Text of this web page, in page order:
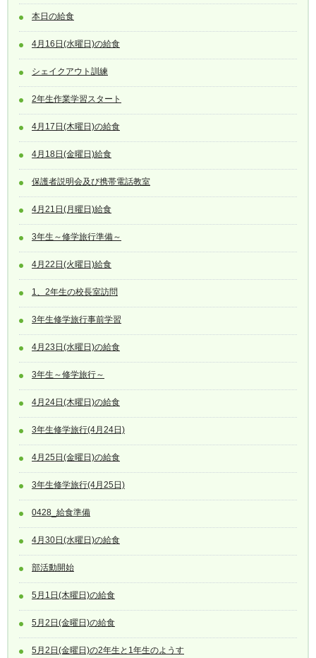
本日の給食
4月16日(水曜日)の給食
シェイクアウト訓練
2年生作業学習スタート
4月17日(木曜日)の給食
4月18日(金曜日)給食
保護者説明会及び携帯電話教室
4月21日(月曜日)給食
3年生～修学旅行準備～
4月22日(火曜日)給食
1、2年生の校長室訪問
3年生修学旅行事前学習
4月23日(水曜日)の給食
3年生～修学旅行～
4月24日(木曜日)の給食
3年生修学旅行(4月24日)
4月25日(金曜日)の給食
3年生修学旅行(4月25日)
0428_給食準備
4月30日(水曜日)の給食
部活動開始
5月1日(木曜日)の給食
5月2日(金曜日)の給食
5月2日(金曜日)の2年生と1年生のようす